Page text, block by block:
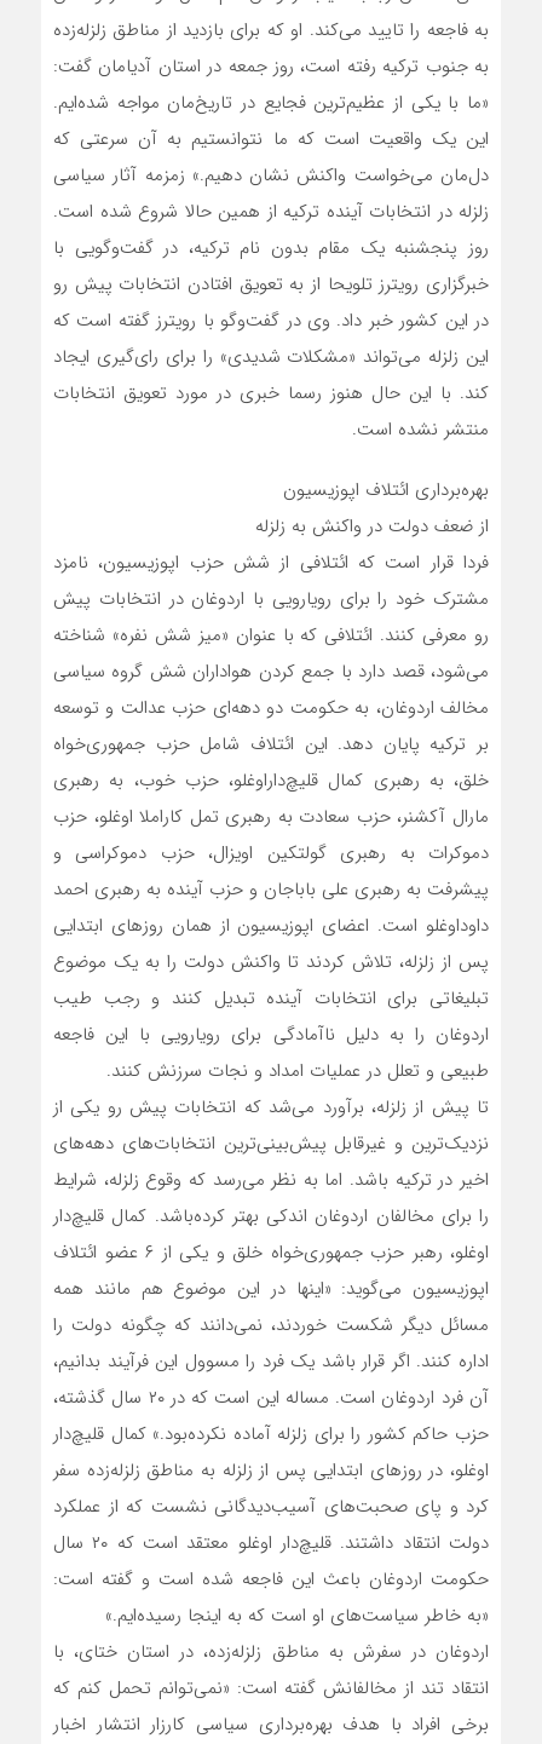
به فاجعه را تایید می‌کند. او که برای بازدید از مناطق زلزله‌زده
به جنوب ترکیه رفته است، روز جمعه در استان آدیامان گفت:
«ما با یکی از عظیم‌ترین فجایع در تاریخ‌مان مواجه شده‌ایم.
این یک واقعیت است که ما نتوانستیم به آن سرعتی که
دل‌مان می‌خواست واکنش نشان دهیم.» زمزمه آثار سیاسی
زلزله در انتخابات آینده ترکیه از همین حالا شروع شده است.
روز پنجشنبه یک مقام بدون نام ترکیه، در گفت‌وگویی با
خبرگزاری رویترز تلویحا از به تعویق افتادن انتخابات پیش رو
در این کشور خبر داد. وی در گفت‌وگو با رویترز گفته است که
این زلزله می‌تواند «مشکلات شدیدی» را برای رای‌گیری ایجاد
کند. با این حال هنوز رسما خبری در مورد تعویق انتخابات
منتشر نشده است.
بهره‌برداری ائتلاف اپوزیسیون
از ضعف دولت در واکنش به زلزله
فردا قرار است که ائتلافی از شش حزب اپوزیسیون، نامزد
مشترک خود را برای رویارویی با اردوغان در انتخابات پیش
رو معرفی کنند. ائتلافی که با عنوان «میز شش نفره» شناخته
می‌شود، قصد دارد با جمع کردن هواداران شش گروه سیاسی
مخالف اردوغان، به حکومت دو دهه‌ای حزب عدالت و توسعه
بر ترکیه پایان دهد. این ائتلاف شامل حزب جمهوری‌خواه
خلق، به رهبری کمال قلیچ‌داراوغلو، حزب خوب، به رهبری
مارال آکشنر، حزب سعادت به رهبری تمل کاراملا اوغلو، حزب
دموکرات به رهبری گولتکین اویزال، حزب دموکراسی و
پیشرفت به رهبری علی باباجان و حزب آینده به رهبری احمد
داوداوغلو است. اعضای اپوزیسیون از همان روزهای ابتدایی
پس از زلزله، تلاش کردند تا واکنش دولت را به یک موضوع
تبلیغاتی برای انتخابات آینده تبدیل کنند و رجب طیب
اردوغان را به دلیل ناآمادگی برای رویارویی با این فاجعه
طبیعی و تعلل در عملیات امداد و نجات سرزنش کنند.
تا پیش از زلزله، برآورد می‌شد که انتخابات پیش رو یکی از
نزدیک‌ترین و غیرقابل پیش‌بینی‌ترین انتخابات‌های دهه‌های
اخیر در ترکیه باشد. اما به نظر می‌رسد که وقوع زلزله، شرایط
را برای مخالفان اردوغان اندکی بهتر کرده‌باشد. کمال قلیچ‌دار
اوغلو، رهبر حزب جمهوری‌خواه خلق و یکی از ۶ عضو ائتلاف
اپوزیسیون می‌گوید: «اینها در این موضوع هم مانند همه
مسائل دیگر شکست خوردند، نمی‌دانند که چگونه دولت را
اداره کنند. اگر قرار باشد یک فرد را مسوول این فرآیند بدانیم،
آن فرد اردوغان است. مساله این است که در ۲۰ سال گذشته،
حزب حاکم کشور را برای زلزله آماده نکرده‌بود.» کمال قلیچ‌دار
اوغلو، در روزهای ابتدایی پس از زلزله به مناطق زلزله‌زده سفر
کرد و پای صحبت‌های آسیب‌دیدگانی نشست که از عملکرد
دولت انتقاد داشتند. قلیچ‌دار اوغلو معتقد است که ۲۰ سال
حکومت اردوغان باعث این فاجعه شده است و گفته است:
«به خاطر سیاست‌های او است که به اینجا رسیده‌ایم.»
اردوغان در سفرش به مناطق زلزله‌زده، در استان ختای، با
انتقاد تند از مخالفانش گفته است: «نمی‌توانم تحمل کنم که
برخی افراد با هدف بهره‌برداری سیاسی کارزار انتشار اخبار